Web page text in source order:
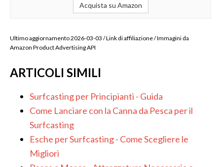
Acquista su Amazon
Ultimo aggiornamento 2026-03-03 / Link di affiliazione / Immagini da
Amazon Product Advertising API
ARTICOLI SIMILI
Surfcasting per Principianti - Guida
Come Lanciare con la Canna da Pesca per il
Surfcasting
Esche per Surfcasting - Come Scegliere le
Migliori